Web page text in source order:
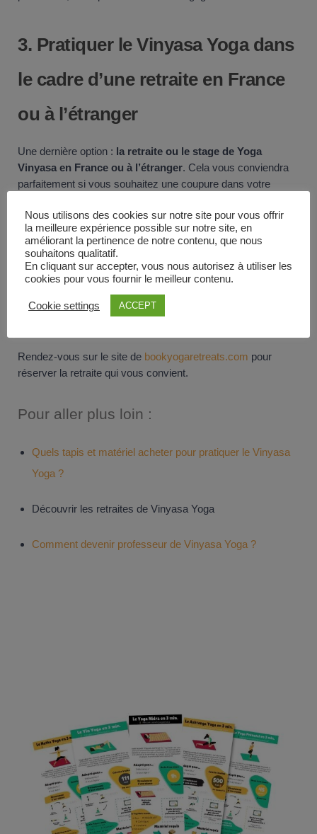
3. Pratiquer le Vinyasa Yoga dans
le cadre d’une retraite en France
ou à l’étranger
Une dernière option : la retraite ou le stage de Yoga
Vinyasa en France ou à l’étranger. Cela vous conviendra
parfaitement si vous souhaitez une coupure dans votre
Vous profiterez alors d’un cadre exceptionnel pour apprendre
toutes les techniques du Vinyasa. Vous pouvez en trouver en
France, en Europe, ou encore en Asie (Indonésie, Inde,
Népal, Thaïlande).
Vous êtes justement à la recherche d’un stage ou d’une
Rendez-vous sur le site de bookyogaretreats.com pour
réserver la retraite qui vous convient.
Pour aller plus loin :
Quels tapis et matériel acheter pour pratiquer le Vinyasa
Yoga ?
Découvrir les retraites de Vinyasa Yoga
Comment devenir professeur de Vinyasa Yoga ?
Nous utilisons des cookies sur notre site pour vous offrir
la meilleure expérience possible sur notre site, en
améliorant la pertinence de notre contenu, que nous
souhaitons qualitatif.
En cliquant sur accepter, vous nous autorisez à utiliser les
cookies pour vous fournir le meilleur contenu.
Cookie settings ACCEPT